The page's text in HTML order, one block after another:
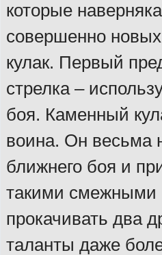
которые
совершенно
кулак. Первый
стрелка –
боя. Каменный
воина. Он весьма
ближнего боя и
такими смежными
прокачивать два
таланты даже